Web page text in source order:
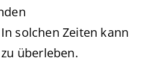
solchen Zeiten kann
überleben.